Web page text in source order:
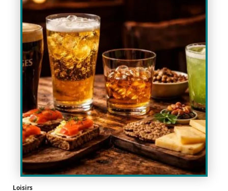
Loisirs